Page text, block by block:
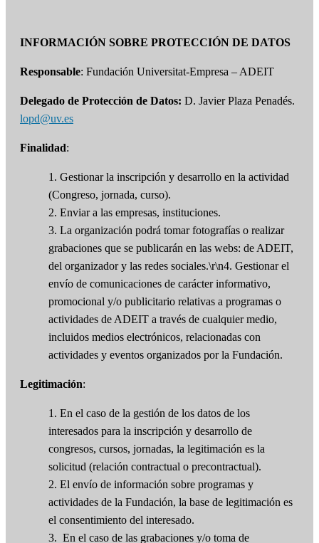
INFORMACIÓN SOBRE PROTECCIÓN DE DATOS
Responsable: Fundación Universitat-Empresa – ADEIT
Delegado de Protección de Datos: D. Javier Plaza Penadés.
lopd@uv.es
Finalidad:
1. Gestionar la inscripción y desarrollo en la actividad
(Congreso, jornada, curso).
2. Enviar a las empresas, instituciones.
3. La organización podrá tomar fotografías o realizar
grabaciones que se publicarán en las webs: de ADEIT,
del organizador y las redes sociales.\r\n4. Gestionar el
envío de comunicaciones de carácter informativo,
promocional y/o publicitario relativas a programas o
actividades de ADEIT a través de cualquier medio,
incluidos medios electrónicos, relacionadas con
actividades y eventos organizados por la Fundación.
Legitimación:
1. En el caso de la gestión de los datos de los
interesados para la inscripción y desarrollo de
congresos, cursos, jornadas, la legitimación es la
solicitud (relación contractual o precontractual).
2. El envío de información sobre programas y
actividades de la Fundación, la base de legitimación es
el consentimiento del interesado.
3. En el caso de las grabaciones y/o toma de